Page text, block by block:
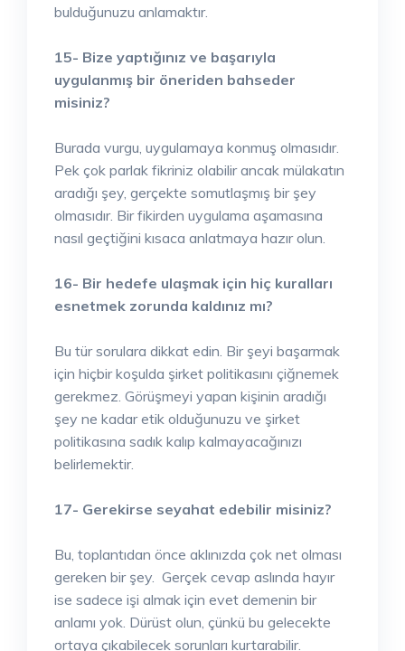
bulduğunuzu anlamaktır.
15- Bize yaptığınız ve başarıyla
uygulanmış bir öneriden bahseder
misiniz?
Burada vurgu, uygulamaya konmuş olmasıdır.
Pek çok parlak fikriniz olabilir ancak mülakatın
aradığı şey, gerçekte somutlaşmış bir şey
olmasıdır. Bir fikirden uygulama aşamasına
nasıl geçtiğini kısaca anlatmaya hazır olun.
16- Bir hedefe ulaşmak için hiç kuralları
esnetmek zorunda kaldınız mı?
Bu tür sorulara dikkat edin. Bir şeyi başarmak
için hiçbir koşulda şirket politikasını çiğnemek
gerekmez. Görüşmeyi yapan kişinin aradığı
şey ne kadar etik olduğunuzu ve şirket
politikasına sadık kalıp kalmayacağınızı
belirlemektir.
17- Gerekirse seyahat edebilir misiniz?
Bu, toplantıdan önce aklınızda çok net olması
gereken bir şey. Gerçek cevap aslında hayır
ise sadece işi almak için evet demenin bir
anlamı yok. Dürüst olun, çünkü bu gelecekte
ortaya çıkabilecek sorunları kurtarabilir.